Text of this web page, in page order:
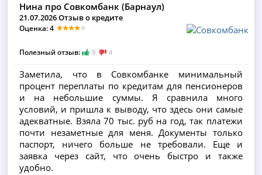
Нина про Совкомбанк (Барнаул)
21.07.2026 Отзыв о кредите
Оценка: 4
Полезный отзыв: 5 4
Заметила, что в Совкомбанке минимальный
процент переплаты по кредитам для пенсионеров
и на небольшие суммы. Я сравнила много
условий, и пришла к выводу, что здесь они самые
адекватные. Взяла 70 тыс. руб на год, так платежи
почти незаметные для меня. Документы только
паспорт, ничего больше не требовали. Еще и
заявка через сайт, что очень быстро и также
удобно.